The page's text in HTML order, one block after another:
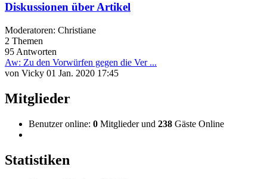
Diskussionen über Artikel
Moderatoren: Christiane
2 Themen
95 Antworten
Aw: Zu den Vorwürfen gegen die Ver ...
von Vicky 01 Jan. 2020 17:45
Mitglieder
Benutzer online: 0 Mitglieder und 238 Gäste Online
Statistiken